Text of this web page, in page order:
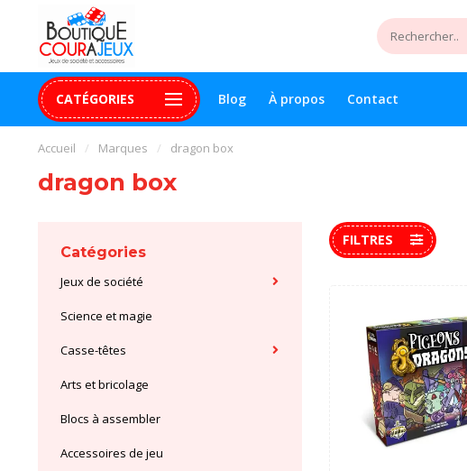
CATÉGORIES Blog À propos Contact
99$+ Paiement 100% sécurisé Assistance digitale
Accueil / Marques / dragon box
dragon box
Catégories
Jeux de société
Science et magie
Casse-têtes
Arts et bricolage
Blocs à assembler
Accessoires de jeu
FILTRES